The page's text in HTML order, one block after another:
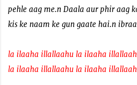
pehle aag me.n Daala aur phir aag
kis ke naam ke gun gaate hai.n
la ilaaha illallaahu la ilaaha illallaah
la ilaaha illallaahu la ilaaha illallaah